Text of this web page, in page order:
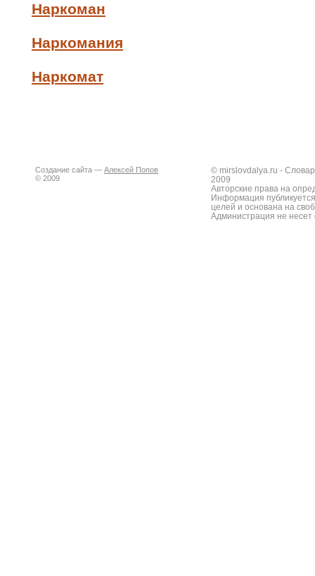
Наркоман
Наркомания
Наркомат
Создание сайта — Алексей Попов
© 2009
© mirslovdalya.ru -
2009
Авторские права на
Информация
целей и основана на
Администрация не несет